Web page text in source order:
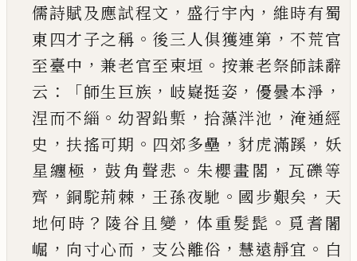
儒詩賦及應試程文 ， 盛行宇內 ， 維時有蜀
東四才子之稱 。 後三人俱獲連第 ，不荒官
至臺中 ，兼老官至柬垣 。 按兼老祭師誄辭
云 ：「師生巨族 ， 岐嶷挺姿 ，優曇本淨 ，
涅而不緇 。 幼習鉛槧 ，拾藻泮池 ， 淹通經
史 ，扶搖可期 。 四郊多壘 ，豺虎滿蹊 ， 妖
星纏極 ， 鼓角聲悲 。 朱櫻畫閣 ， 瓦礫等
齊 ，銅駝荊棘 ， 王孫夜馳 。 國步艱矣 ， 天
地何時 ？ 陵谷 且變 ， 体重髮髭 。 覓耆闍
崛 ， 向寸心而 ， 支公離俗 ， 慧遠靜宜 。 白